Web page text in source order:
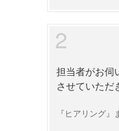
担当者がお伺
させていただ
『ヒアリング